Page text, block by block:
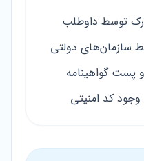
توسط داوطلب
سازمان‌های دولتی
گواهینامه
وجود کد امنیتی